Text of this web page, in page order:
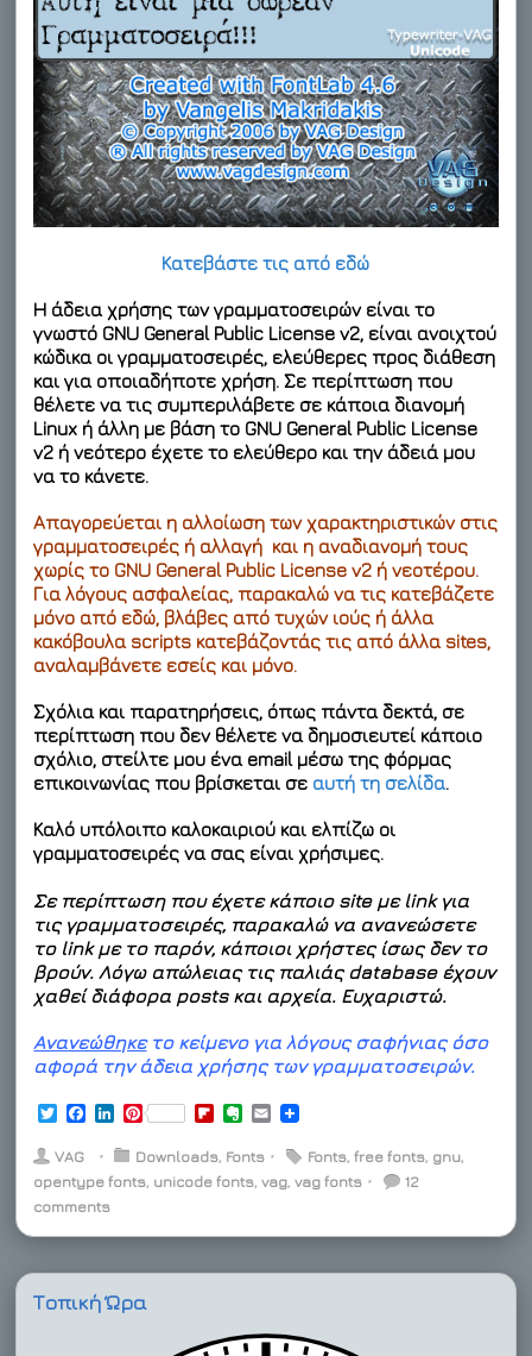
Κατεβάστε τις από εδώ
Η άδεια χρήσης των γραμματοσειρών είναι το
γνωστό GNU General Public License v2, είναι ανοιχτού
κώδικα οι γραμματοσειρές, ελεύθερες προς διάθεση
και για οποιαδήποτε χρήση. Σε περίπτωση που
θέλετε να τις συμπεριλάβετε σε κάποια διανομή
Linux ή άλλη με βάση το GNU General Public License
v2 ή νεότερο έχετε το ελεύθερο και την άδειά μου
να το κάνετε.
Απαγορεύεται η αλλοίωση των χαρακτηριστικών στις
γραμματοσειρές ή αλλαγή και η αναδιανομή τους
χωρίς το GNU General Public License v2 ή νεοτέρου.
Για λόγους ασφαλείας, παρακαλώ να τις κατεβάζετε
μόνο από εδώ, βλάβες από τυχών ιούς ή άλλα
κακόβουλα scripts κατεβάζοντάς τις από άλλα sites,
αναλαμβάνετε εσείς και μόνο.
Σχόλια και παρατηρήσεις, όπως πάντα δεκτά, σε
περίπτωση που δεν θέλετε να δημοσιευτεί κάποιο
σχόλιο, στείλτε μου ένα email μέσω της φόρμας
επικοινωνίας που βρίσκεται σε αυτή τη σελίδα.
Καλό υπόλοιπο καλοκαιριού και ελπίζω οι
γραμματοσειρές να σας είναι χρήσιμες.
Σε περίπτωση που έχετε κάποιο site με link για
τις γραμματοσειρές, παρακαλώ να ανανεώσετε
το link με το παρόν, κάποιοι χρήστες ίσως δεν το
βρούν. Λόγω απώλειας τις παλιάς database έχουν
χαθεί διάφορα posts και αρχεία. Ευχαριστώ.
Ανανεώθηκετο κείμενο για λόγους σαφήνιας όσο
αφορά την άδεια χρήσης των γραμματοσειρών.
T
i
t
e
F
b
o
L
n
e
P
n
e
F
i
p
b
e
n
E
a
l
VAG ⋅ Downloads, Fonts ⋅ Fonts,free fonts, gnu,
opentype fonts, unicode fonts,vag,vag fonts ⋅
12
comments
Τοπική Ώρα